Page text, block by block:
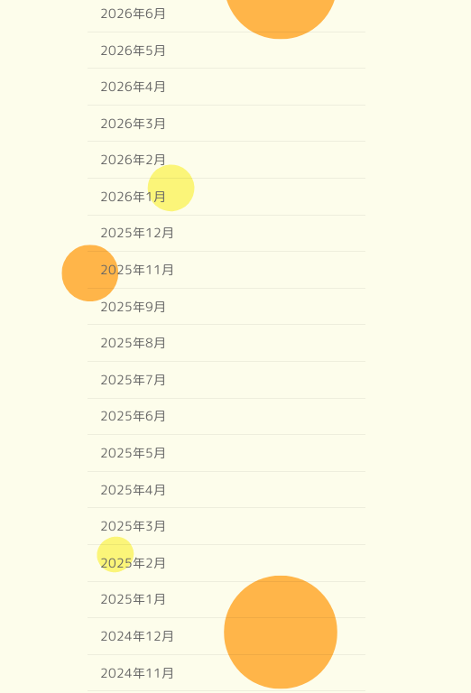
2026年6月
2026年5月
2026年4月
2026年3月
2026年2月
2026年1月
2025年12月
2025年11月
2025年9月
2025年8月
2025年7月
2025年6月
2025年5月
2025年4月
2025年3月
2025年2月
2025年1月
2024年12月
2024年11月